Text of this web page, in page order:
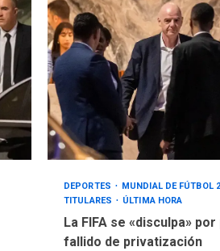
DEPORTES
MUNDIAL DE FÚTBOL
TITULARES
ÚLTIMA HORA
La FIFA se «disculpa» por
fallido de privatización